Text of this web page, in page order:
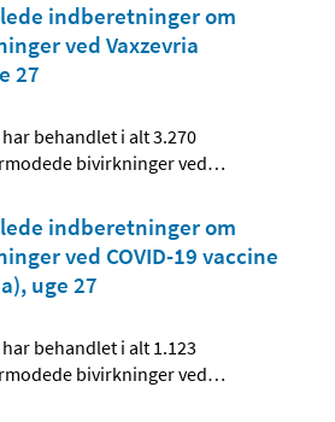
indberetninger om
ved Vaxzevria
27
behandlet i alt 3.270
bivirkninger ved…
indberetninger om
ved COVID-19 vaccine
uge 27
behandlet i alt 1.123
bivirkninger ved…